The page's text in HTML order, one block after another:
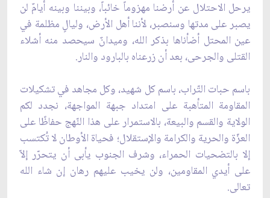
يرحل الاحتلال عن أرضنا مهزوماً خائباً، وبيننا وبينه أيامٌ لن
يصبر على مدتها وسنصبر، لأننا أهل الأرض، وليالٍ مظلمة في
عين المحتل أضأناها بذكر الله، وميدانٌ سيحصد منه أشلاء
القتلى والجرحى، بعد أن زرعناه بالبارود والنار.
باسم حبات التّراب، باسم كل شهيد، وكل مجاهد في تشكيلات
المقاومة المتأهبة على امتداد جبهة المواجهة، نجدد لكم
الولاية والقسم والبيعة، بالاستمرار على هذا النّهج حفاظًا على
العزّة والحرية والكرامة والإستقلال؛ فحياة الأوطان لا تُكتسب
إلا بالتضحيات الحمراء، وشرف الجنوب يأبى أن يتحرّر إلاّ
على أيدي المقاومين، ولن يخيب عليهم رهان إن شاء الله
تعالى.